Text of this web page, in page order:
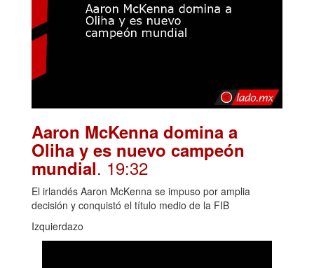
Aaron McKenna domina a
Oliha y es nuevo campeón
mundial. 19:32
El irlandés Aaron McKenna se impuso por amplia
decisión y conquistó el título medio de la FIB
Izquierdazo